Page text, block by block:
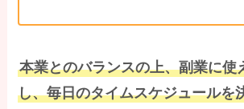
本業とのバランスの上、副業に使
し、毎日のタイムスケジュールを